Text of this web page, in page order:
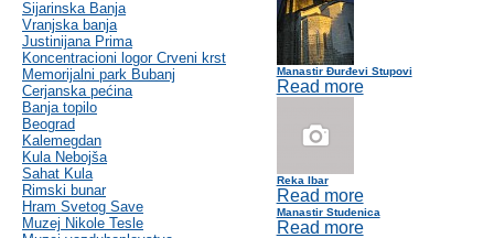
Sijarinska Banja
Vranjska banja
Justinijana Prima
Koncentracioni logor Crveni krst
Memorijalni park Bubanj
Cerjanska pećina
Banja topilo
Beograd
Kalemegdan
Kula Nebojša
Sahat Kula
Rimski bunar
Hram Svetog Save
Muzej Nikole Tesle
Manastir Đurđevi Stupovi
Read more
Reka Ibar
Read more
Manastir Studenica
Read more